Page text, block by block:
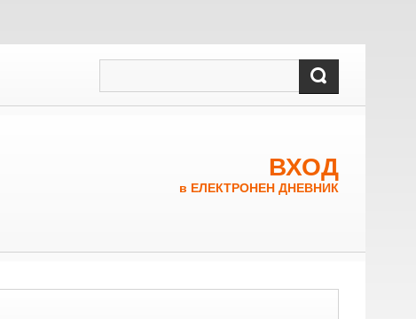
ВХОД
в ЕЛЕКТРОНЕН ДНЕВНИК